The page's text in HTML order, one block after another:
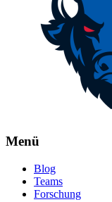
Menü
Blog
Teams
Forschung